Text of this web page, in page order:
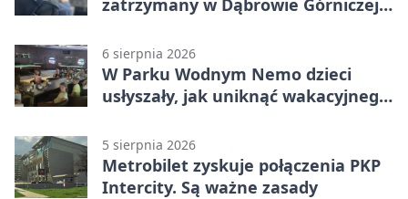
6 sierpnia 2026
W Parku Wodnym Nemo dzieci
usłyszały, jak uniknąć wakacyjnego
5 sierpnia 2026
Metrobilet zyskuje połączenia PKP
Intercity. Są ważne zasady